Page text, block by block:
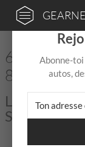
6
80: Moog
Late-period
Source,
Abonne-toi
autos,